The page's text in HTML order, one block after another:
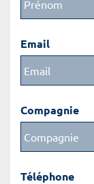
Email
Compagnie
Téléphone